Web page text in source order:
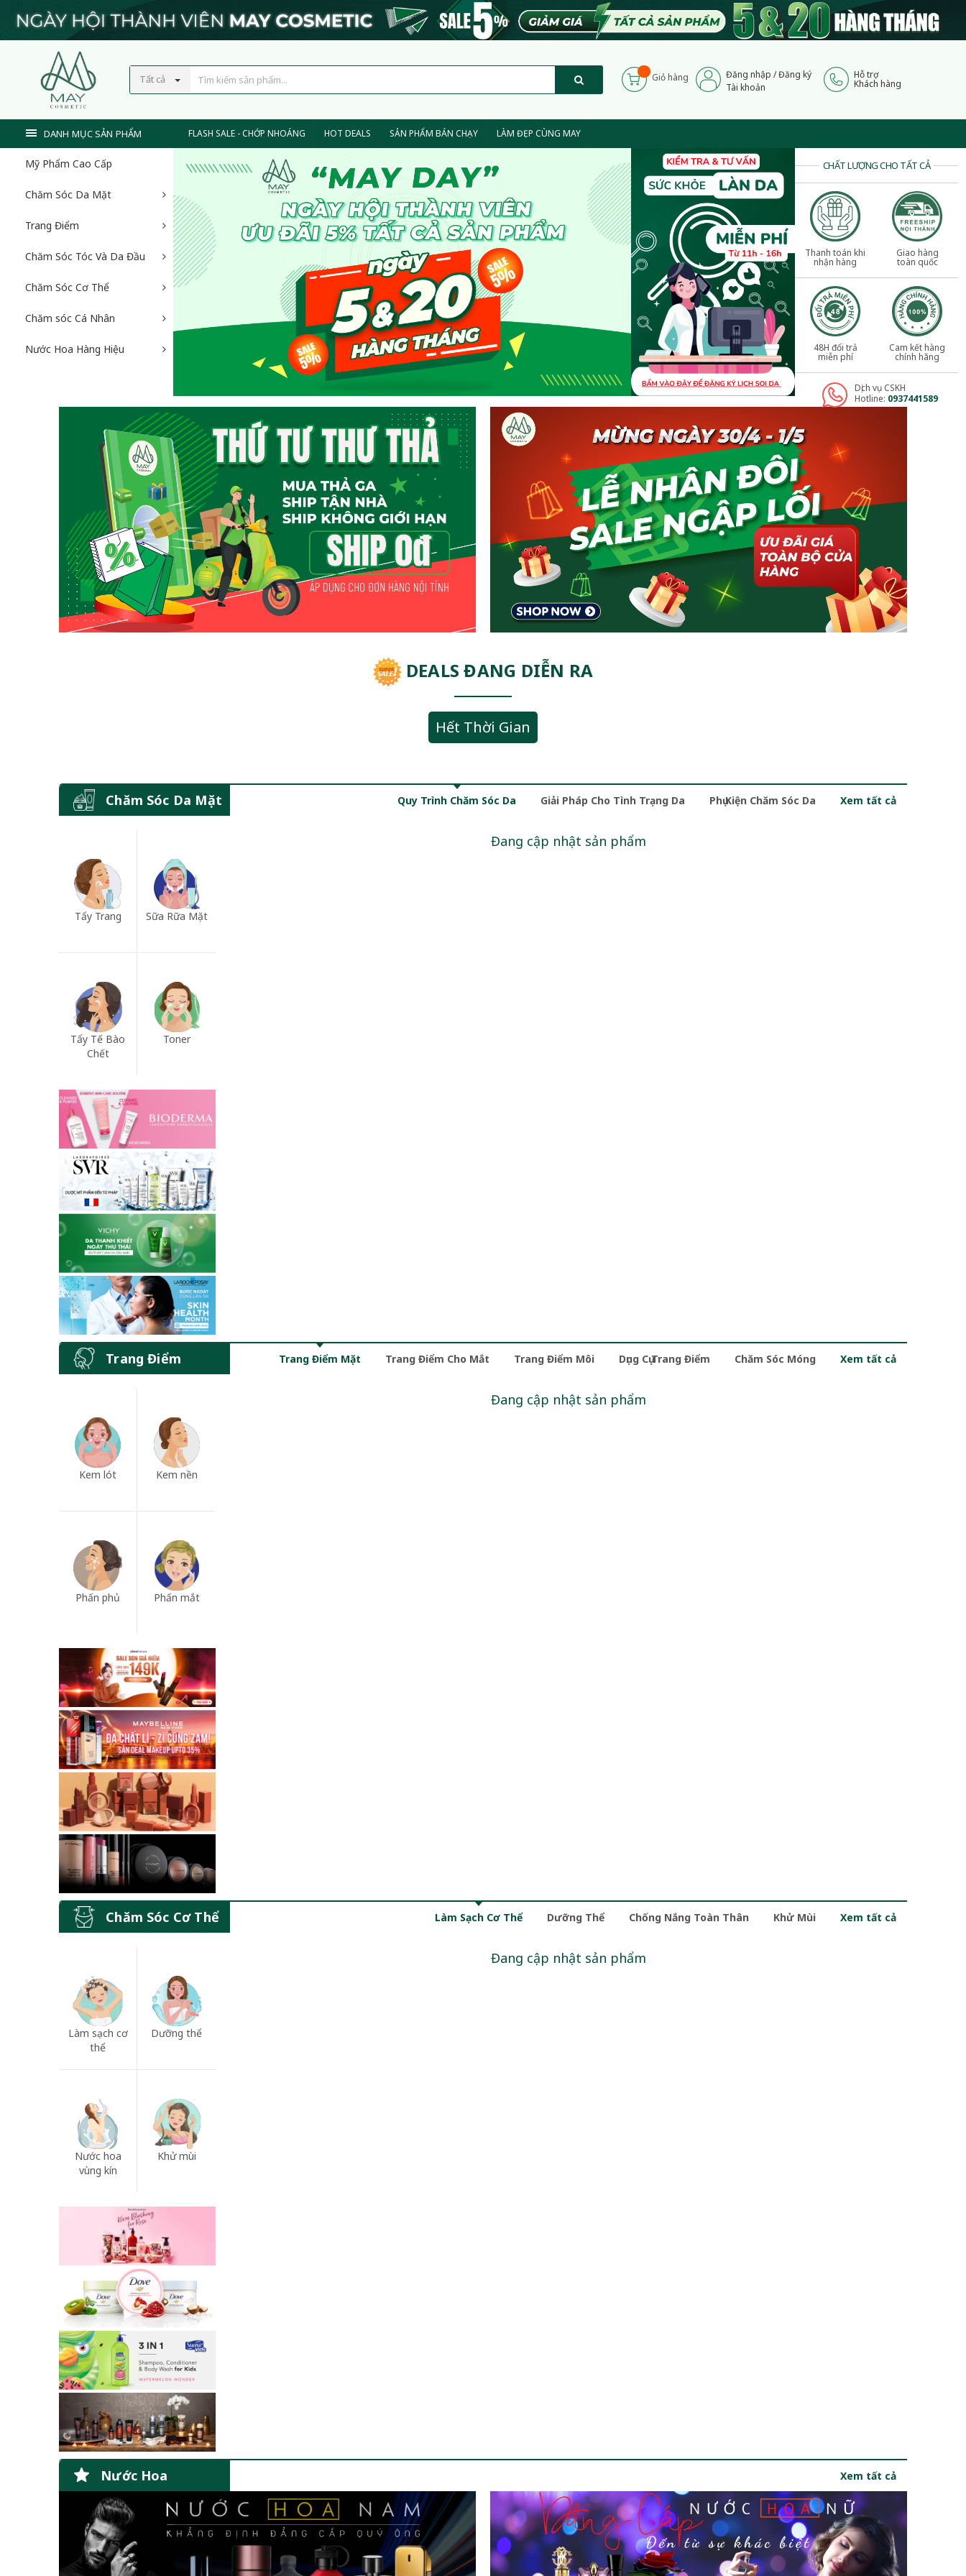
Tất cả Giỏ hàng Đăng nhập /Đăng ký
Tài khoản
Hỗ trợ
Khách hàng
DANH MỤC SẢN PHẨM
Mỹ Phẩm Cao Cấp
Chăm Sóc Da Mặt
Trang Điểm
Chăm Sóc Tóc Và Da Đầu
Chăm Sóc Cơ Thể
Chăm sóc Cá Nhân
Nước Hoa Hàng Hiệu
FLASH SALE - CHỚP NHOÁNG HOT DEALS SẢN PHẨM BÁN CHẠY LÀM ĐẸP CÙNG MAY
CHẤT LƯỢNG CHO TẤT CẢ
Thanh toán khi
nhận hàng
Giao hàng
toàn quốc
48H đổi trả
miễn phí
Cam kết hàng
chính hãng
Dịch vụ CSKH
Hotline: 0937441589
DEALS ĐANG DIỄN RA
Hết Thời Gian
Chăm Sóc Da Mặt Quy Trình Chăm Sóc Da Giải Pháp Cho Tình Trạng Da Phụ Kiện Chăm Sóc Da Xem tất cả
Tẩy Trang Sữa Rữa Mặt
Tẩy Tế Bào
Chết
Toner
Đang cập nhật sản phẩm
Trang Điểm Trang Điểm Mặt Trang Điểm Cho Mắt Trang Điểm Môi Dụng Cụ Trang Điểm Chăm Sóc Móng Xem tất cả
Kem lót Kem nền
Phấn phủ Phấn mắt
Đang cập nhật sản phẩm
Chăm Sóc Cơ Thể Làm Sạch Cơ Thể Dưỡng Thể Chống Nắng Toàn Thân Khử Mùi Xem tất cả
Làm sạch cơ
thể
Dưỡng thể
Nước hoa
vùng kín
Khử mùi
Đang cập nhật sản phẩm
Nước Hoa Xem tất cả